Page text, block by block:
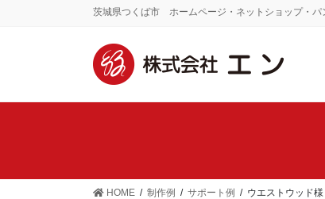
茨城県つくば市 ホームページ・ネットショップ・パ
HOME 制作例 サポート例 ウエストウッド様